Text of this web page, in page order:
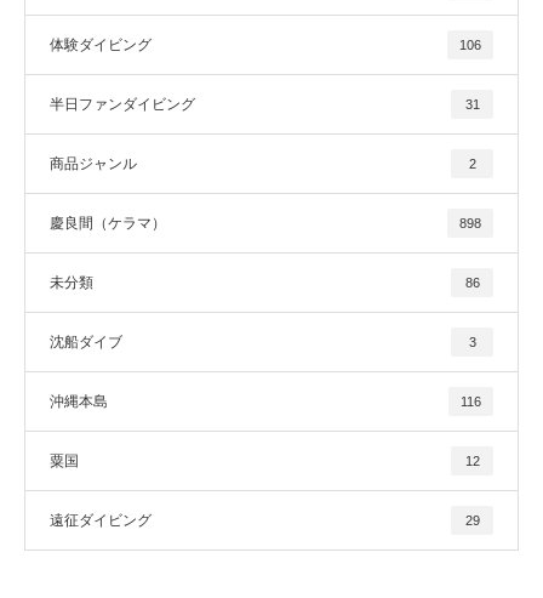
体験ダイビング 106
半日ファンダイビング 31
商品ジャンル 2
慶良間（ケラマ） 898
未分類 86
沈船ダイブ 3
沖縄本島 116
粟国 12
遠征ダイビング 29